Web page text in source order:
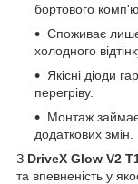
бортового
Споживає
холодного
Якісні діоди
перегріву.
Монтаж
додаткових змін.
З DriveX Glow V2
та впевненість у